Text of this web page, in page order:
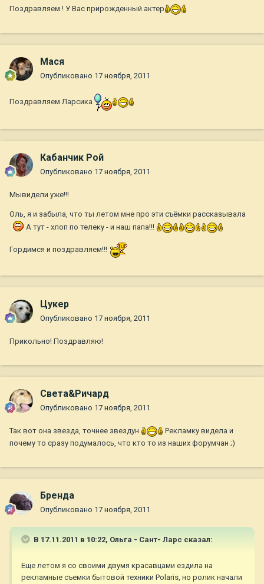
Поздравляем ! У Вас прирожденный актер
Мася
Опубликовано 17 ноября, 2011
Поздравляем Ларсика
Кабанчик Рой
Опубликовано 17 ноября, 2011
Мывидели уже!!!
Оль, я и забыла, что ты летом мне про эти съёмки рассказывала
А тут - хлоп по телеку - и наш папа!!!
Гордимся и поздравляем!!!
Цукер
Опубликовано 17 ноября, 2011
Прикольно! Поздравляю!
Света&Ричард
Опубликовано 17 ноября, 2011
Так вот она звезда, точнее звездун
Рекламку видела и
почему то сразу подумалось, что кто то из наших форумчан ;)
Бренда
Опубликовано 17 ноября, 2011
В 17.11.2011 в 10:22, Ольга - Сант- Ларс сказал:
Еще летом я со своими двумя красавцами ездила на
рекламные съемки бытовой техники Polaris, но ролик начали